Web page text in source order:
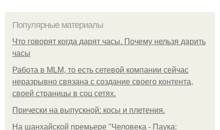
Популярные материалы
Что говорят когда дарят часы. Почему нельзя дарить
часы
Работа в MLM, то есть сетевой компании сейчас
неразрывно связана с создание своего контента,
своей страницы в соц сетях.
Прически на выпускной: косы и плетения.
На шанхайской премьере "Человека - Паука: